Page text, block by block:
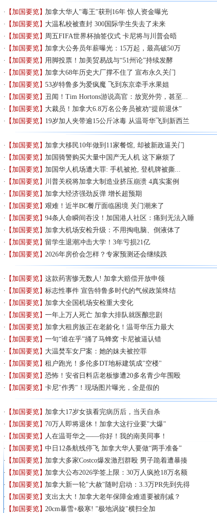
【加国要览】加拿大华人"毒王"获刑16年 惊人资金曝光
【加国要览】大温私校被查封 300国际学生失去了未来
【加国要览】周五FIFA世界杯抽签仪式 卡尼将与川普会晤
【加国要览】加拿大公务员年薪曝光：15万起，最高破50万
【加国要览】用脚投票！加美贸易战与“51州论”持续发酵
【加国要览】加拿大68年历史大厂撑不住了 宣布永久关门
【加国要览】53岁特鲁多为爱疯魔 飞到东京牵手水果姐
【加国要览】丑闻！Tim Hortons游说高官：放宽外劳，甚至...
【加国要览】大裁员！加拿大6.8万名公务员被劝“提前退休”
【加国要览】19岁加人夹带逾15公斤冰毒 从温哥华飞到新西兰
【加国要览】加拿大移民10年做到11家餐馆, 却被新政逼关门
【加国要览】加国骑警购买大量中国产无人机 这下麻烦了
【加国要览】加国华人机场遭大罪: 手机被抢, 登机牌被撕...
【加国要览】 川普关税将加拿大制造业挤压崩溃 4真实案例
【加国要览】加拿大经济强劲反弹 增长超预期
【加国要览】艰难！近半BC餐厅面临困境 关门潮来了
【加国要览】94条人命瞬间吞没！加国港人社区：痛到无法入睡
【加国要览】加拿大机场安检升级：不用掏电脑、倒液体了
【加国要览】留学生退潮冲击大学！3年亏损21亿
【加国要览】2026年房价会怎样？专家预测还会继续跌
【加国要览】这款药害惨无数人! 加拿大赔偿开放申领
【加国要览】标志性事件 宣告特鲁多时代的气候政策终结
【加国要览】加拿大全国机场安检重大变化
【加国要览】一年上万人死亡 加拿大排队就医酿悲剧
【加国要览】加拿大租房族正在老龄化！温哥华压力最大
【加国要览】一句“谁在乎”捅了马蜂窝 卡尼被逼认错
【加国要览】大温焚车女尸案：她的妹夫被控罪
【加国要览】租户跑光！多伦多DT地标建筑成"空楼"
【加国要览】恐怖！安省日料店老板惨遭20多名青少年围殴
【加国要览】卡尼"作秀"！现场图片曝光，全是假的
【加国要览】加拿大17岁女孩看完病历后，当天自杀
【加国要览】70万人即将退休！加拿大这行业要"大爆"
【加国要览】 人在温哥华之——你好！我的南美同事！
【加国要览】中日12条航线停飞 加拿大华人要做“两手准备”
【加国要览】加拿大多家Costco爆发激烈群殴 男子跪着遭暴揍
【加国要览】加拿大公布2026学签上限：30万人疯抢18万名额
【加国要览】加拿大新一轮"大赦"随时启动：3.3万PR先到先得
【加国要览】支出太大！加拿大老年保障金难道要被削减？
【加国要览】20cm暴雪+极寒! "极地涡旋"横扫全加